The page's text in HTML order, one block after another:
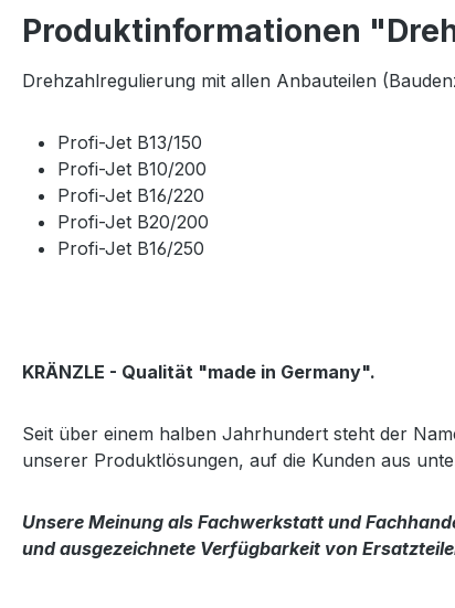
Produktinformationen
Drehzahlregulierung mit allen Anbauteilen
Profi-Jet B13/150
Profi-Jet B10/200
Profi-Jet B16/220
Profi-Jet B20/200
Profi-Jet B16/250
KRÄNZLE - Qualität "made in Germany".
Seit über einem halben Jahrhundert steht der
unserer Produktlösungen, auf die Kunden aus
Unsere Meinung als Fachwerkstatt und
und ausgezeichnete Verfügbarkeit von